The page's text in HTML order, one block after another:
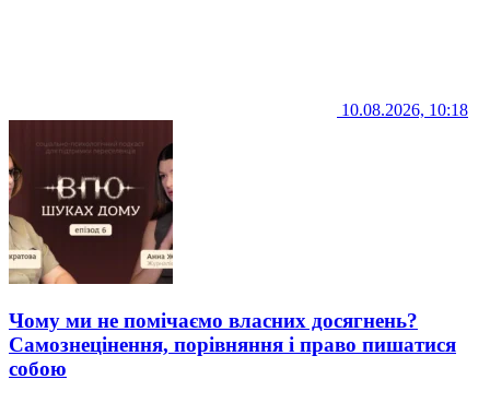
10.08.2026, 10:18
Чому ми не помічаємо власних досягнень?
Самознецінення, порівняння і право пишатися
собою